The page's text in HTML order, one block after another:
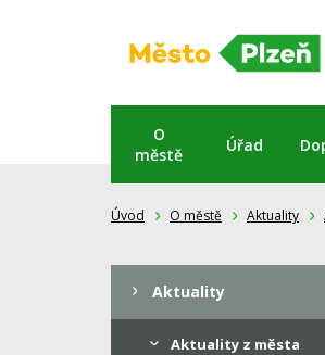
O
městě
Úřad
Úvod O městě Aktuality
Aktuality
Aktuality z města